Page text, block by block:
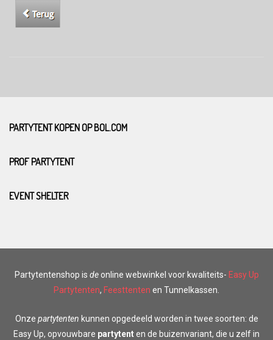
PARTYTENT KOPEN OP BOL.COM
PROF PARTYTENT
EVENT SHELTER
Partytentenshop is deonline webwinkel voor kwaliteits- Easy Up
Partytenten, Feesttenten en Tunnelkassen.
Onze partytenten kunnen opgedeeld worden in twee soorten: de
Easy Up, opvouwbare partytenten de buizenvariant, die u zelf in